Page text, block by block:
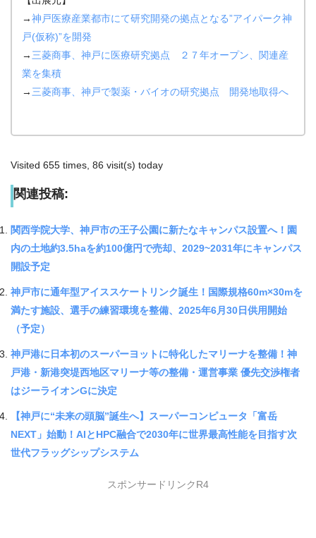
→神戸医療産業都市にて研究開発の拠点となる”アイパーク神
戸(仮称)”を開発
→ 三菱商事、神戸に医療研究拠点 ２７年オープン、関連産
業を集積
→ 三菱商事、神戸で製薬・バイオの研究拠点 開発地取得へ
Visited 655 times, 86 visit(s) today
関連投稿:
関西学院大学、神戸市の王子公園に新たなキャンパス設置へ！園
内の土地約3.5haを約100億円で売却、2029~2031年にキャンパス
開設予定
神戸市に通年型アイススケートリンク誕生！国際規格60m×30mを
満たす施設、選手の練習環境を整備、2025年6月30日供用開始
（予定）
神戸港に日本初のスーパーヨットに特化したマリーナを整備！神
戸港・新港突堤西地区マリーナ等の整備・運営事業 優先交渉権者
はジーライオンGに決定
【神戸に“未来の頭脳”誕生へ】スーパーコンピュータ「富岳
NEXT」始動！AIとHPC融合で2030年に世界最高性能を目指す次
世代フラッグシップシステム
スポンサードリンクR4